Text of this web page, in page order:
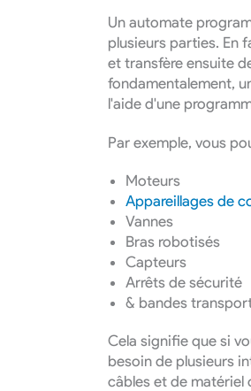
Un automate
plusieurs parties. En
et transfère ensuite
fondamentalement,
l'aide d'une
Par exemple, vous
Moteurs
Appareillages de
Vannes
Bras robotisés
Capteurs
Arrêts de sécurité
& bandes
Cela signifie que si
besoin de plusieurs
câbles et de matériel